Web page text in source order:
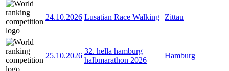
24.10.2026 Lusatian Race Walking Zittau
25.10.2026
32. hella hamburg
halbmarathon 2026
Hamburg